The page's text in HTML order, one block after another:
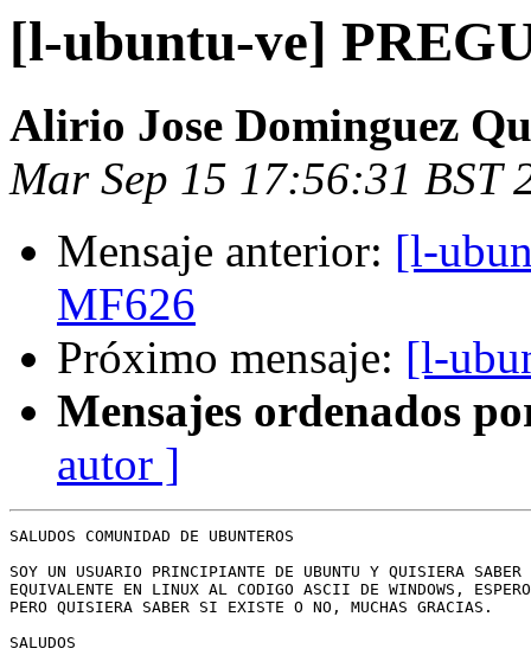
[l-ubuntu-ve]
Alirio Jose Dominguez
Mar Sep 15 17:56:31 BST
Mensaje anterior: [l-
MF626
Próximo mensaje: [l-
Mensajes ordenados
autor ]
SALUDOS COMUNIDAD DE UBUNTEROS
SOY UN USUARIO PRINCIPIANTE DE UBUNTU Y QUISIERA
EQUIVALENTE EN LINUX AL CODIGO ASCII DE WINDOWS,
PERO QUISIERA SABER SI EXISTE O NO, MUCHAS GRACIAS.
SALUDOS